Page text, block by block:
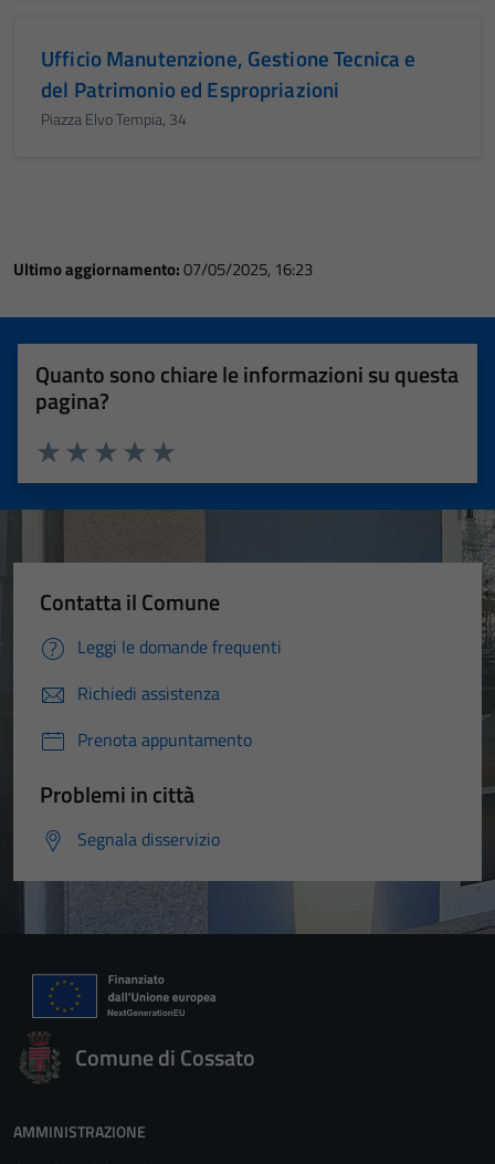
Ufficio Manutenzione, Gestione Tecnica e
del Patrimonio ed Espropriazioni
Piazza Elvo Tempia, 34
Ultimo aggiornamento:07/05/2025, 16:23
Quanto sono chiare le informazioni su questa
pagina?
Valuta 5 stelle su 5
Valuta 4 stelle su 5
Valuta 3 stelle su 5
Valuta 2 stelle su 5
Valuta 1 stelle su 5
Contatta il Comune
Leggi le domande frequenti
Richiedi assistenza
Prenota appuntamento
Problemi in città
Segnala disservizio
Comune di Cossato
AMMINISTRAZIONE